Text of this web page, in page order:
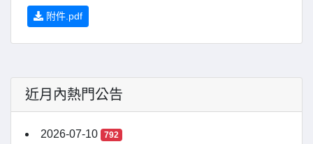
附件.pdf
近月內熱門公告
2026-07-10 792